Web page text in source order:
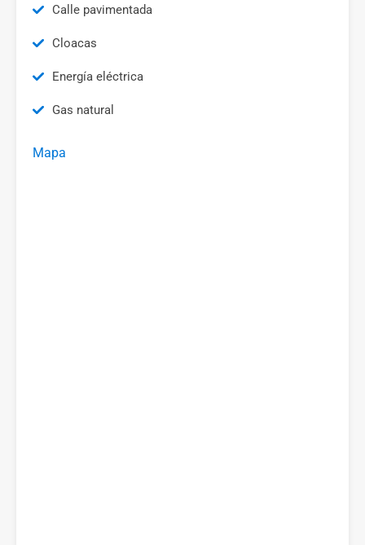
Calle pavimentada
Cloacas
Energía eléctrica
Gas natural
Mapa